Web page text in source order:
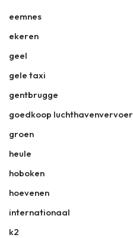
eemnes
ekeren
geel
gele taxi
gentbrugge
goedkoop luchthavenvervoer
groen
heule
hoboken
hoevenen
internationaal
k2